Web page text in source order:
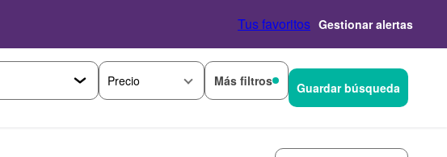
Tus favoritos Gestionar alertas
Precio Más filtros Guardar búsqueda